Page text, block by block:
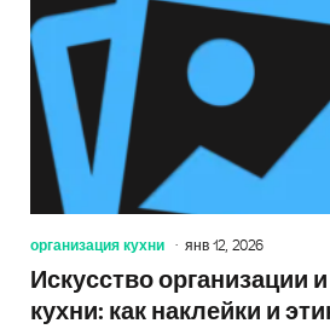
организация кухни янв 12, 2026
Искусство организации
кухни: как наклейки и